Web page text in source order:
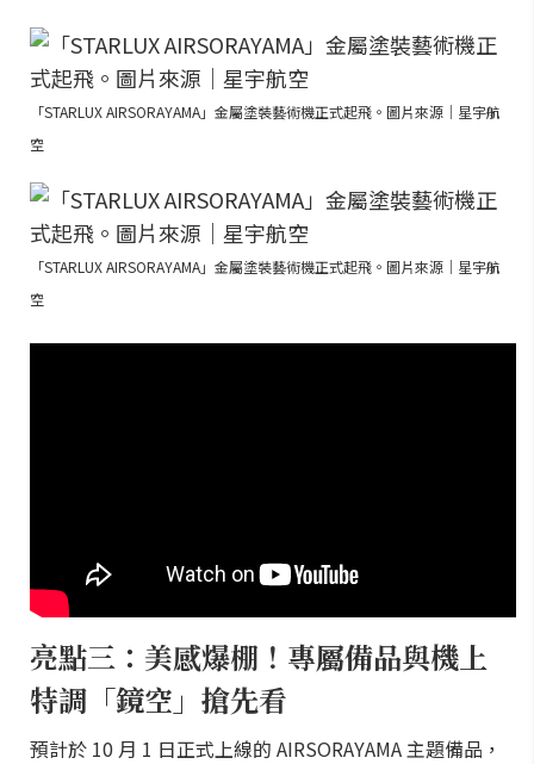
「STARLUX AIRSORAYAMA」金屬塗裝藝術機正式起飛。圖片來源｜星宇航
空
「STARLUX AIRSORAYAMA」金屬塗裝藝術機正式起飛。圖片來源｜星宇航
空
亮點三：美感爆棚！專屬備品與機上
特調「鏡空」搶先看
預計於 10 月 1 日正式上線的 AIRSORAYAMA 主題備品，